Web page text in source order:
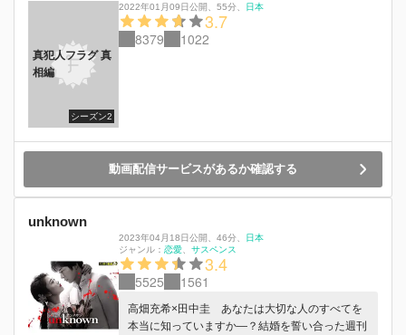
シーズン2
真犯人フラグ 真
相編
2022年01月09日公開 55分 日本
3.7
8379 1022
動画配信サービスがあるか確認する
unknown
2023年04月18日公開 46分
日本
ジャンル： 恋愛 サスペンス
3.4
5525 1561
高畑充希×田中圭 あなたは大切な人のすべてを
本当に知っていますか―？結婚を誓い合った週刊